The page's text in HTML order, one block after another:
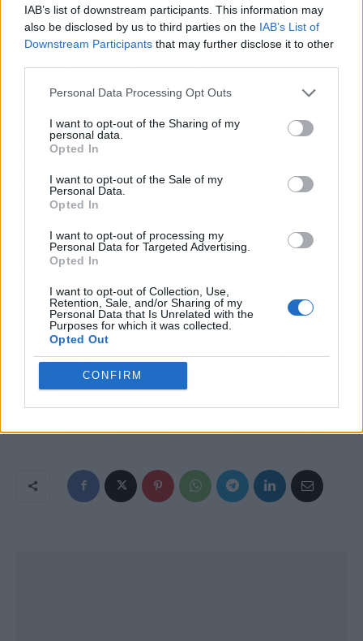
IAB’s list of downstream participants. This information may
also be disclosed by us to third parties on the IAB’s List of
Downstream Participants that may further disclose it to other
Personal Data Processing Opt Outs
I want to opt-out of the Sharing of my
personal data.
Opted In
I want to opt-out of the Sale of my
Personal Data.
Opted In
I want to opt-out of processing my
Personal Data for Targeted Advertising.
Opted In
I want to opt-out of Collection, Use,
Retention, Sale, and/or Sharing of my
Personal Data that Is Unrelated with the
Purposes for which it was collected.
Opted Out
CONFIRM
ciudad desarrollará en 2019 en el mercado
Peninsular fueron otros asuntos que analizaron
el concejal y los técnicos de Turismo con los
hoteleros.
De otro lado, Quevedo se comprometió a
trasladar a otros servicios municipales
de continuar embelleciendo la zona Puerto-
Canteras y recibió la queja del sector sobre los
precios de los billetes aéreos para no residentes
“que sigue siendo un escollo importante a la
hora de competir con otros destinos”, según
apuntó el presidente de AHELPA, Ibrahim
García.
Artículo anterior
Moncloa descarta que
Sánchez y Torra se
reúnan en Barcelona con
Artículo siguiente
Gobierno para frenar los